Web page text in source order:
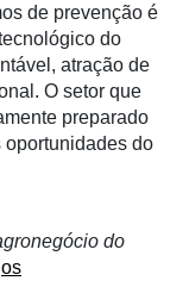
de prevenção é
do
atração de
O setor que
preparado
oportunidades do
do